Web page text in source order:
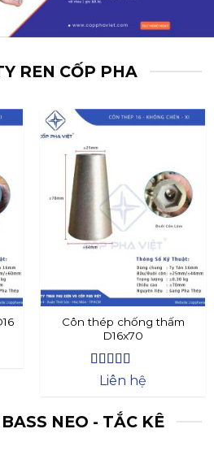
REN CỐP PHA
Côn thép chống thấm
D16x70
Được xếp
5
Liên hệ
NEO - TẮC KÊ